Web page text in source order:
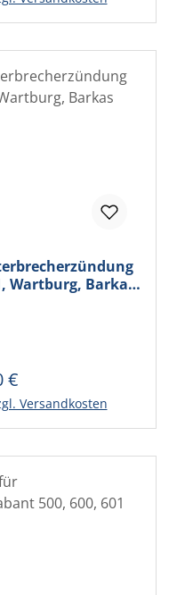
Wartburg, Barkas
Preis:
€
Versandkosten